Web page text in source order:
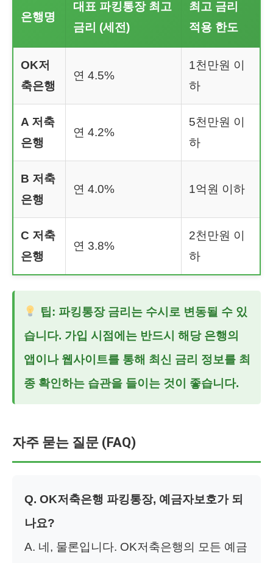
은행명
대표 파킹통장 최고
금리 (세전)
최고 금리
적용 한도
OK저
축은행
연 4.5%
1천만원 이
하
A 저축
은행
연 4.2%
5천만원 이
하
B 저축
은행
연 4.0% 1억원 이하
C 저축
은행
연 3.8%
2천만원 이
하
팁: 파킹통장 금리는 수시로 변동될 수 있
습니다. 가입 시점에는 반드시 해당 은행의
앱이나 웹사이트를 통해 최신 금리 정보를 최
종 확인하는 습관을 들이는 것이 좋습니다.
자주 묻는 질문 (FAQ)
Q. OK저축은행 파킹통장, 예금자보호가 되
나요?
A. 네, 물론입니다. OK저축은행의 모든 예금